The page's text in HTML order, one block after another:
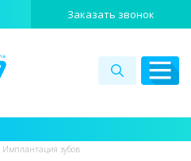
Заказать звонок
Имплантация зубов
ГАРАНТ",